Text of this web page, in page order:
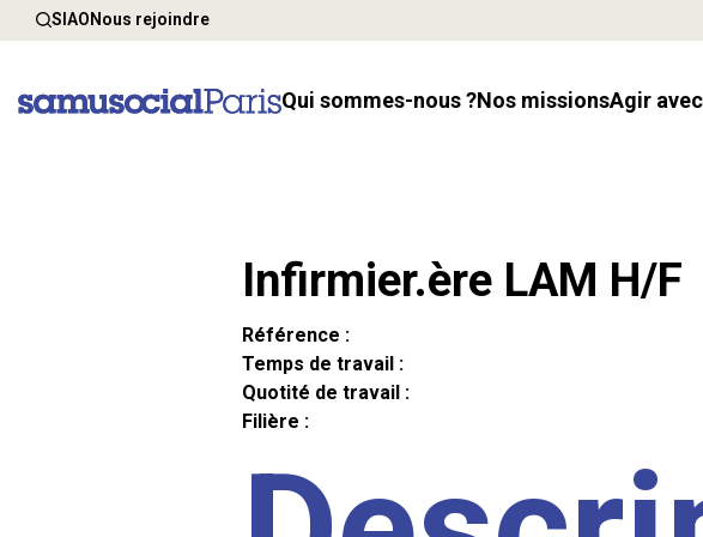
SIAONous rejoindre
Qui sommes-nous ? Nos missions Agir
Infirmier.ère LAM H/F
Référence :
Temps de travail :
Quotité de travail :
Filière :